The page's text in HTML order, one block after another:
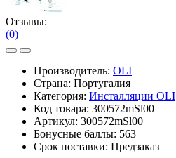
Отзывы:
(0)
Производитель: OLI
Страна: Португалия
Категория: Инсталляции OLI
Код товара: 300572mSl00
Артикул: 300572mSl00
Бонусные баллы: 563
Срок поставки: Предзаказ